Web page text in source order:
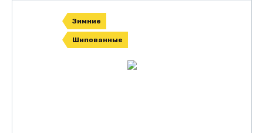
Зимние
Шипованные